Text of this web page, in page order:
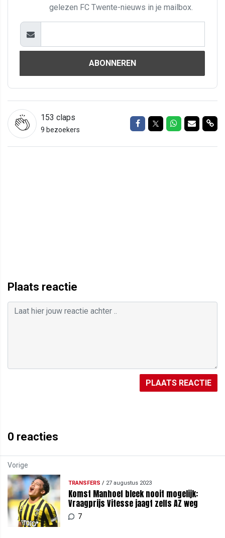
gelezen FC Twente-nieuws in je mailbox.
ABONNEREN
153 claps
9 bezoekers
Delen op Facebook
Delen op Twitter
Delen op
Delen
Plaats reactie
PLAATS REACTIE
0 reacties
Vorige
TRANSFERS / 27 augustus 2023
Komst Manhoef bleek nooit mogelijk:
Vraagprijs Vitesse jaagt zelfs AZ weg
7